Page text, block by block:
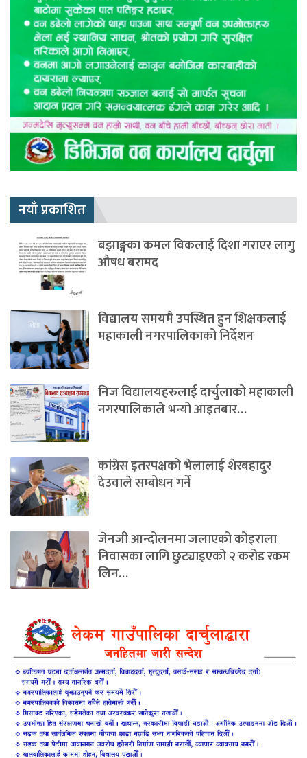
नयाँ प्रकाशित
बझाङ्गका कमल विकलाई दिशा गराएर लागु
औषध बरामद
विद्यालय समयमै उपस्थित हुन शिक्षकलाई
महाकाली नगरपालिकाको निर्देशन
निज विद्यालयहरुलाई दार्चुलाको महाकाली
नगरपालिकाले भन्यो आइतबार…
कांग्रेस इतरपक्षको भेलालाई शेरबहादुर
देउवाले सम्बोधन गर्ने
जेनजी आन्दोलनमा जलाएको कोइराला
निवासका लागि छुट्याइएको २ करोड रकम
लिन…